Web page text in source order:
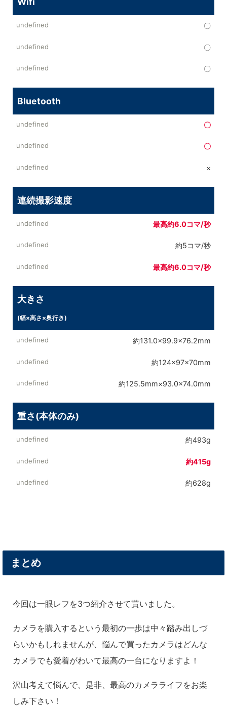
〇
〇
〇
Bluetooth
〇
〇
×
連続撮影速度
最高約6.0コマ/秒
約5コマ/秒
最高約6.0コマ/秒
大きさ
(幅×高さ×奥行き)
約131.0×99.9×76.2mm
約124×97×70mm
約125.5mm×93.0×74.0mm
重さ(本体のみ)
約493g
約415g
約628g
まとめ
今回は一眼レフを3つ紹介させて貰いました。
カメラを購入するという最初の一歩は中々踏み出しづ
らいかもしれませんが、悩んで買ったカメラはどんな
カメラでも愛着がわいて最高の一台になりますよ！
沢山考えて悩んで、是非、最高のカメラライフをお楽
しみ下さい！